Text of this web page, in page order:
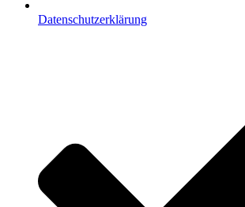
Datenschutzerklärung